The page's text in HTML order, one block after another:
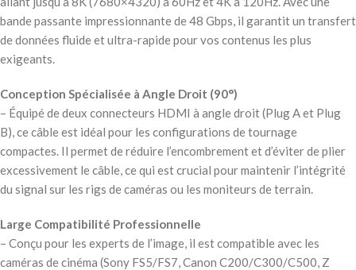
bande passante impressionnante de 48 Gbps, il garantit un transfert
de données fluide et ultra-rapide pour vos contenus les plus
exigeants.
Conception Spécialisée à Angle Droit (90°)
– Équipé de deux connecteurs HDMI à angle droit (Plug A et Plug
B), ce câble est idéal pour les configurations de tournage
compactes. Il permet de réduire l’encombrement et d’éviter de plier
excessivement le câble, ce qui est crucial pour maintenir l’intégrité
du signal sur les rigs de caméras ou les moniteurs de terrain.
Large Compatibilité Professionnelle
– Conçu pour les experts de l’image, il est compatible avec les
caméras de cinéma (Sony FS5/FS7, Canon C200/C300/C500, Z